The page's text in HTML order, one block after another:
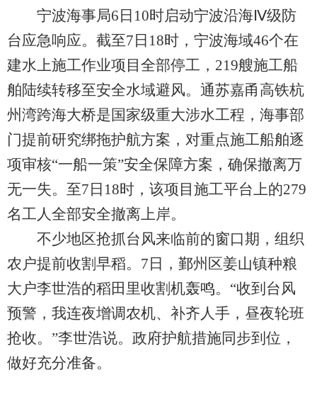
宁波海事局6日10时启动宁波沿海Ⅳ级防
台应急响应。截至7日18时，宁波海域46个在
建水上施工作业项目全部停工，219艘施工船
舶陆续转移至安全水域避风。通苏嘉甬高铁杭
州湾跨海大桥是国家级重大涉水工程，海事部
门提前研究绑拖护航方案，对重点施工船舶逐
项审核“一船一策”安全保障方案，确保撤离万
无一失。至7日18时，该项目施工平台上的279
名工人全部安全撤离上岸。
不少地区抢抓台风来临前的窗口期，组织
农户提前收割早稻。7日，鄞州区姜山镇种粮
大户李世浩的稻田里收割机轰鸣。“收到台风
预警，我连夜增调农机、补齐人手，昼夜轮班
抢收。”李世浩说。政府护航措施同步到位，
做好充分准备。